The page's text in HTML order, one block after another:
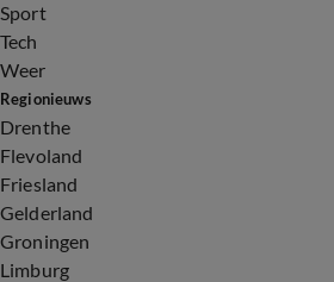
Sport
Tech
Weer
Regionieuws
Drenthe
Flevoland
Friesland
Gelderland
Groningen
Limburg